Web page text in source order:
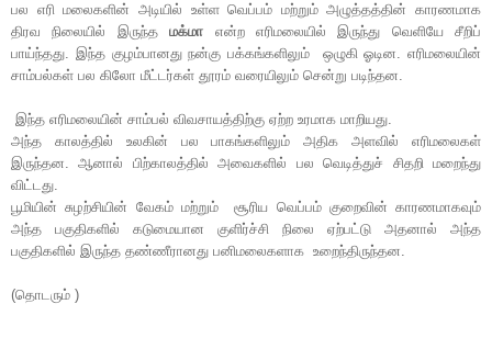
பல எரி மலைகளின் அடியில் உள்ள வெப்பம் மற்றும் அழுத்தத்தின் காரணமாக
திரவ நிலையில் இருந்தமக்மா என்ற எரிமலையில் இருந்து வெளியே சீறிப்
பாய்ந்தது. இந்த குழம்பானது நன்கு பக்கங்களிலும் ஒழுகி ஓடின. எரிமலையின்
சாம்பல்கள் பல கிலோ மீட்டர்கள் தூரம் வரையிலும் சென்று படிந்தன.
இந்த எரிமலையின் சாம்பல் விவசாயத்திற்கு ஏற்ற உரமாக மாறியது.
அந்த காலத்தில் உலகின் பல பாகங்களிலும் அதிக அளவில் எரிமலைகள்
இருந்தன. ஆனால் பிற்காலத்தில் அவைகளில் பல வெடித்துச் சிதறி மறைந்து
விட்டது.
பூமியின் சுழற்சியின் வேகம் மற்றும் சூரிய வெப்பம் குறைவின் காரணமாகவும்
அந்த பகுதிகளில் கடுமையான குளிர்ச்சி நிலை ஏற்பட்டு அதனால் அந்த
பகுதிகளில் இருந்த தண்ணீரானது பனிமலைகளாக உறைந்திருந்தன.
(தொடரும் )